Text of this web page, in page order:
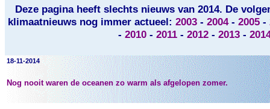
Deze pagina heeft slechts nieuws van 2014. De
klimaatnieuws nog immer actueel: 2003- 2004- 2005-
- 2010 - 2011 - 2012 - 2013 -
18-11-2014
Nog nooit waren de oceanen zo warm als afgelopen zomer.